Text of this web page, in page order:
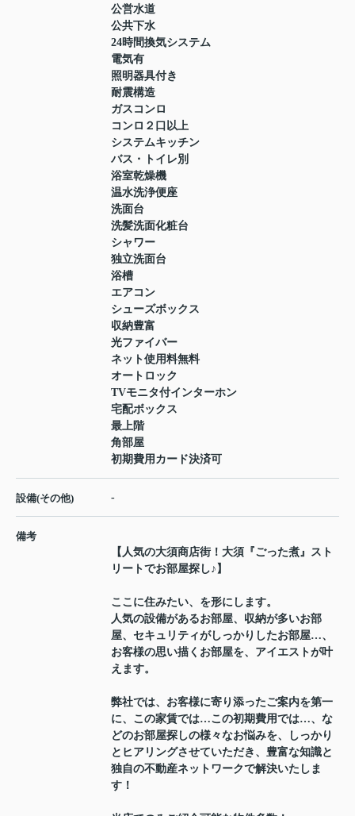
公営水道
公共下水
24時間換気システム
電気有
照明器具付き
耐震構造
ガスコンロ
コンロ２口以上
システムキッチン
バス・トイレ別
浴室乾燥機
温水洗浄便座
洗面台
洗髪洗面化粧台
シャワー
独立洗面台
浴槽
エアコン
シューズボックス
収納豊富
光ファイバー
ネット使用料無料
オートロック
TVモニタ付インターホン
宅配ボックス
最上階
角部屋
初期費用カード決済可
設備(その他) -
備考
【人気の大須商店街！大須『ごった煮』スト
リートでお部屋探し♪】
ここに住みたい、を形にします。
人気の設備があるお部屋、収納が多いお部
屋、セキュリティがしっかりしたお部屋…、
お客様の思い描くお部屋を、アイエストが叶
えます。
弊社では、お客様に寄り添ったご案内を第一
に、この家賃では…この初期費用では…、な
どのお部屋探しの様々なお悩みを、しっかり
とヒアリングさせていただき、豊富な知識と
独自の不動産ネットワークで解決いたしま
す！